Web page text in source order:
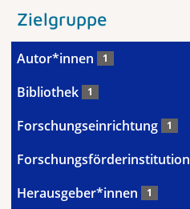
Zielgruppe
Autor*innen 1
Bibliothek 1
Forschungseinrichtung 1
Forschungsförderinstitution
Herausgeber*innen 1